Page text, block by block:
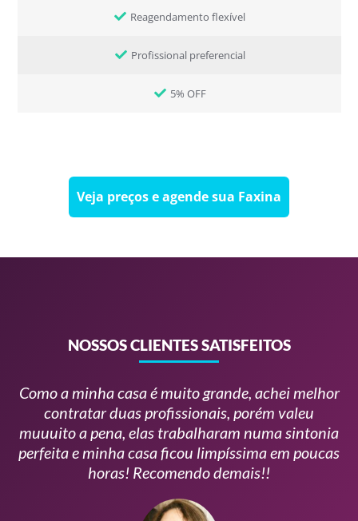
Reagendamento flexível
Profissional preferencial
5% OFF
Veja preços e agende sua Faxina
NOSSOS CLIENTES SATISFEITOS
Como a minha casa é muito grande, achei melhor
contratar duas profissionais, porém valeu
muuuito a pena, elas trabalharam numa sintonia
perfeita e minha casa ficou limpíssima em poucas
horas! Recomendo demais!!